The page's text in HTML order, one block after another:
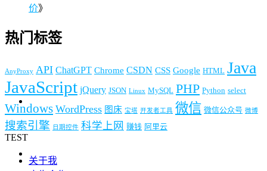
价》
热门标签
AnyProxy API ChatGPT Chrome CSDN CSS Google HTML Java
JavaScript jQuery JSON Linux MySQL PHP Python select
Windows WordPress 图床 宝塔 开发者工具 微信 微信公众号 微博
搜索引擎 日期控件 科学上网 赚钱 阿里云
TEST
关于我